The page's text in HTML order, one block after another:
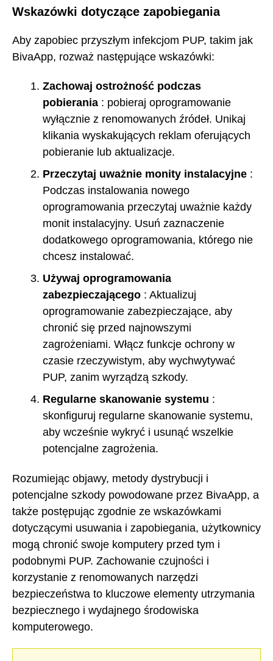
Wskazówki dotyczące zapobiegania
Aby zapobiec przyszłym infekcjom PUP, takim jak
BivaApp, rozważ następujące wskazówki:
Zachowaj ostrożność podczas
pobierania : pobieraj oprogramowanie
wyłącznie z renomowanych źródeł. Unikaj
klikania wyskakujących reklam oferujących
pobieranie lub aktualizacje.
Przeczytaj uważnie monity instalacyjne :
Podczas instalowania nowego
oprogramowania przeczytaj uważnie każdy
monit instalacyjny. Usuń zaznaczenie
dodatkowego oprogramowania, którego nie
chcesz instalować.
Używaj oprogramowania
zabezpieczającego : Aktualizuj
oprogramowanie zabezpieczające, aby
chronić się przed najnowszymi
zagrożeniami. Włącz funkcje ochrony w
czasie rzeczywistym, aby wychwytywać
PUP, zanim wyrządzą szkody.
Regularne skanowanie systemu :
skonfiguruj regularne skanowanie systemu,
aby wcześnie wykryć i usunąć wszelkie
potencjalne zagrożenia.
Rozumiejąc objawy, metody dystrybucji i
potencjalne szkody powodowane przez BivaApp, a
także postępując zgodnie ze wskazówkami
dotyczącymi usuwania i zapobiegania, użytkownicy
mogą chronić swoje komputery przed tym i
podobnymi PUP. Zachowanie czujności i
korzystanie z renomowanych narzędzi
bezpieczeństwa to kluczowe elementy utrzymania
bezpiecznego i wydajnego środowiska
komputerowego.